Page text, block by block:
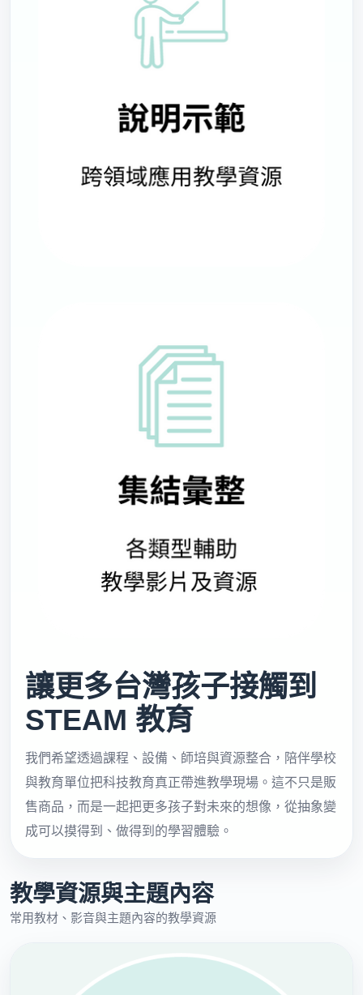
讓更多台灣孩子接觸到
STEAM 教育
我們希望透過課程、設備、師培與資源整合，陪伴學校
與教育單位把科技教育真正帶進教學現場。這不只是販
售商品，而是一起把更多孩子對未來的想像，從抽象變
成可以摸得到、做得到的學習體驗。
教學資源與主題內容
常用教材、影音與主題內容的教學資源